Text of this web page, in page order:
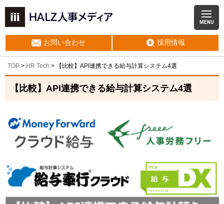
MENU
お問い合わせ 採用情報
TOP > HR Tech > 【比較】API連携できる給与計算システム4選
【比較】API連携できる給与計算システム4選